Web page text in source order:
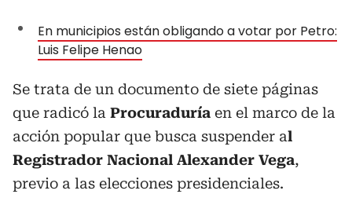
En municipios están obligando a votar por Petro:
Luis Felipe Henao
Se trata de un documento de siete páginas
que radicó la Procuraduría en el marco de la
acción popular que busca suspender al
Registrador Nacional Alexander Vega,
previo a las elecciones presidenciales.